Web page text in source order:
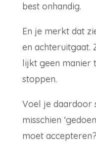
best onhandig.
En je merkt dat
en achteruitgaat.
lijkt geen manier
stoppen.
Voel je daardoor
misschien
moet